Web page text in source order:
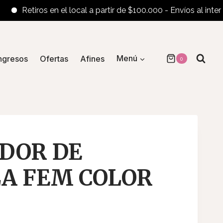
Retiros en el local a partir de $100.000 - Envíos al interior a
Ofertas Afines Menú 0
DE
FEM COLOR